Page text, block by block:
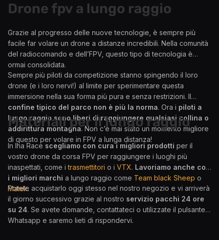
Drone fpv a lungo raggio
Grazie al progresso delle nuove tecnologie, è sempre più
facile far volare un drone a distanze incredibili. Nella comunità
del radiocomando e dell’FPV, questo tipo di tecnologia è
ormai consolidata.
Sempre più piloti da competizione stanno spingendo il loro
drone (e i loro nervi!) al limite per sperimentare questa
immersione nella sua forma più pura e senza restrizioni. Il
confine tipico del parco non è più la norma. Ora i piloti a
lungo raggio sono liberi di raggiungere qualsiasi collina o
addirittura montagna. Non c’è mai stato un momento migliore
di questo per volare in FPV a lunga distanza!
Materiali per il lungo raggio
In Iha Race scegliamo con cura i migliori prodotti per il
vostro drone da corsa FPV per raggiungere i luoghi più
inaspettati, come itrasmettitori o i VTX. Lavoriamo anche con
i migliori marchi a lungo raggio come Team black Sheep o
Matek.
Potete acquistarlo oggi stesso nel nostro negozio e vi arriverà
il giorno successivo grazie al nostro servizio pacchi 24 ore
su 24. Se avete domande, contattateci o utilizzate il pulsante
Whatsapp e saremo lieti di rispondervi.